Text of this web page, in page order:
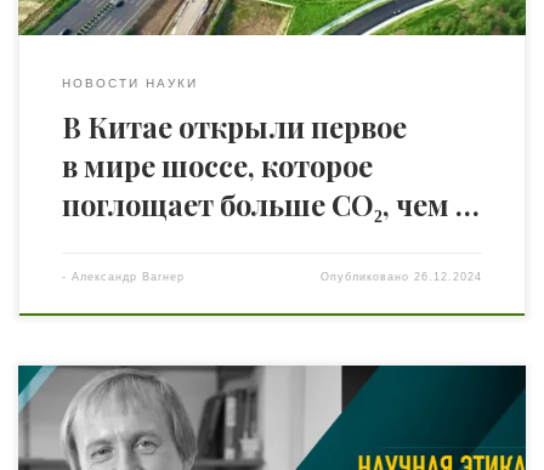
НОВОСТИ НАУКИ
В Китае открыли первое
в мире шоссе, которое
поглощает больше CO₂, чем …
- Александр Вагнер Опубликовано 26.12.2024
Научная этика служит основой доверия к науке и её
достижениям, определяя моральные принципы и